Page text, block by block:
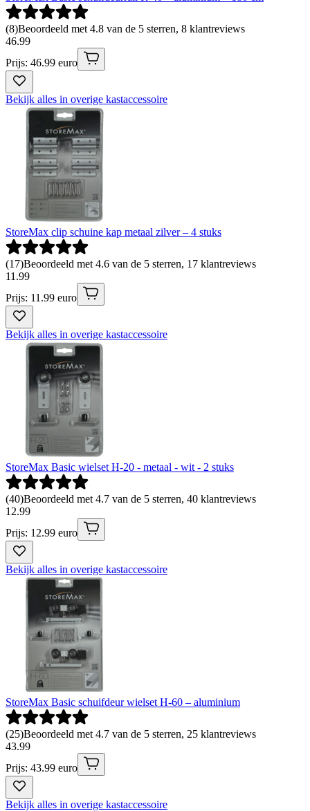
(8)Beoordeeld met 4.8 van de 5 sterren, 8 klantreviews
46.99
Prijs: 46.99 euro
Bekijk alles in overige kastaccessoire
StoreMax clip schuine kap metaal zilver – 4 stuks
(17)Beoordeeld met 4.6 van de 5 sterren, 17 klantreviews
11 .99
Prijs: 11.99 euro
Bekijk alles in overige kastaccessoire
StoreMax Basic wielset H-20 - metaal - wit - 2 stuks
(40)Beoordeeld met 4.7 van de 5 sterren, 40 klantreviews
12.99
Prijs: 12.99 euro
Bekijk alles in overige kastaccessoire
StoreMax Basic schuifdeur wielset H-60 – aluminium
(25)Beoordeeld met 4.7 van de 5 sterren, 25 klantreviews
43.99
Prijs: 43.99 euro
Bekijk alles in overige kastaccessoire